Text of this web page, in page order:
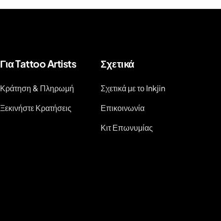
Για Tattoo Artists
Κράτηση & Πληρωμή
Ξεκινήστε Κρατήσεις
Σχετικά
Σχετικά με το Inkjin
Επικοινωνία
Κιτ Επωνυμίας